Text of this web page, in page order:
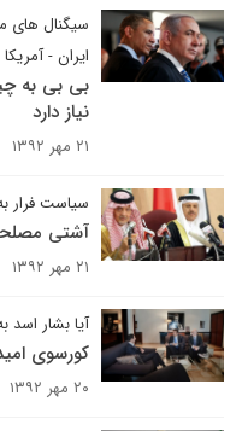
سیگنال های
ایران - آمریکا
بی بی به
نیاز دارد
۲۱ مهر ۱۳۹۲
سیاست فرار
آشتی
۲۱ مهر ۱۳۹۲
آیا بشار
کورسوی
۲۰ مهر ۱۳۹۲